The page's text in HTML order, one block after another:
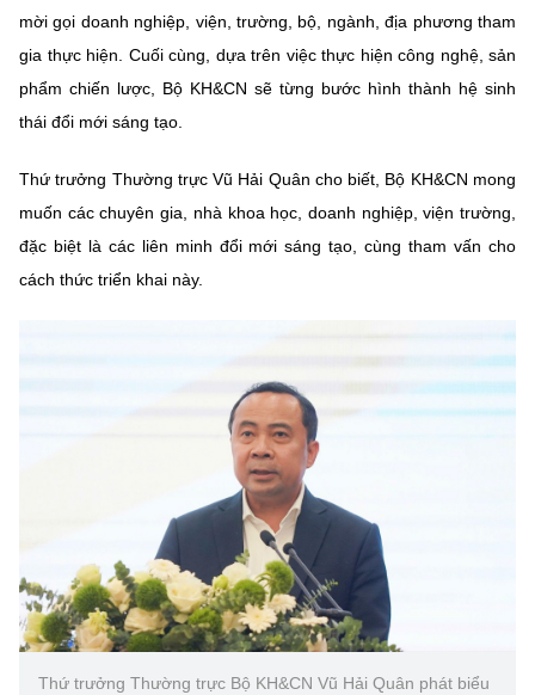
mời gọi doanh nghiệp, viện, trường, bộ, ngành, địa phương tham
gia thực hiện. Cuối cùng, dựa trên việc thực hiện công nghệ, sản
phẩm chiến lược, Bộ KH&CN sẽ từng bước hình thành hệ sinh
thái đổi mới sáng tạo.
Thứ trưởng Thường trực Vũ Hải Quân cho biết, Bộ KH&CN mong
muốn các chuyên gia, nhà khoa học, doanh nghiệp, viện trường,
đặc biệt là các liên minh đổi mới sáng tạo, cùng tham vấn cho
cách thức triển khai này.
Thứ trưởng Thường trực Bộ KH&CN Vũ Hải Quân phát biểu